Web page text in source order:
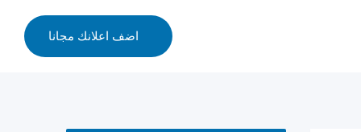
اضف اعلانك مجانا